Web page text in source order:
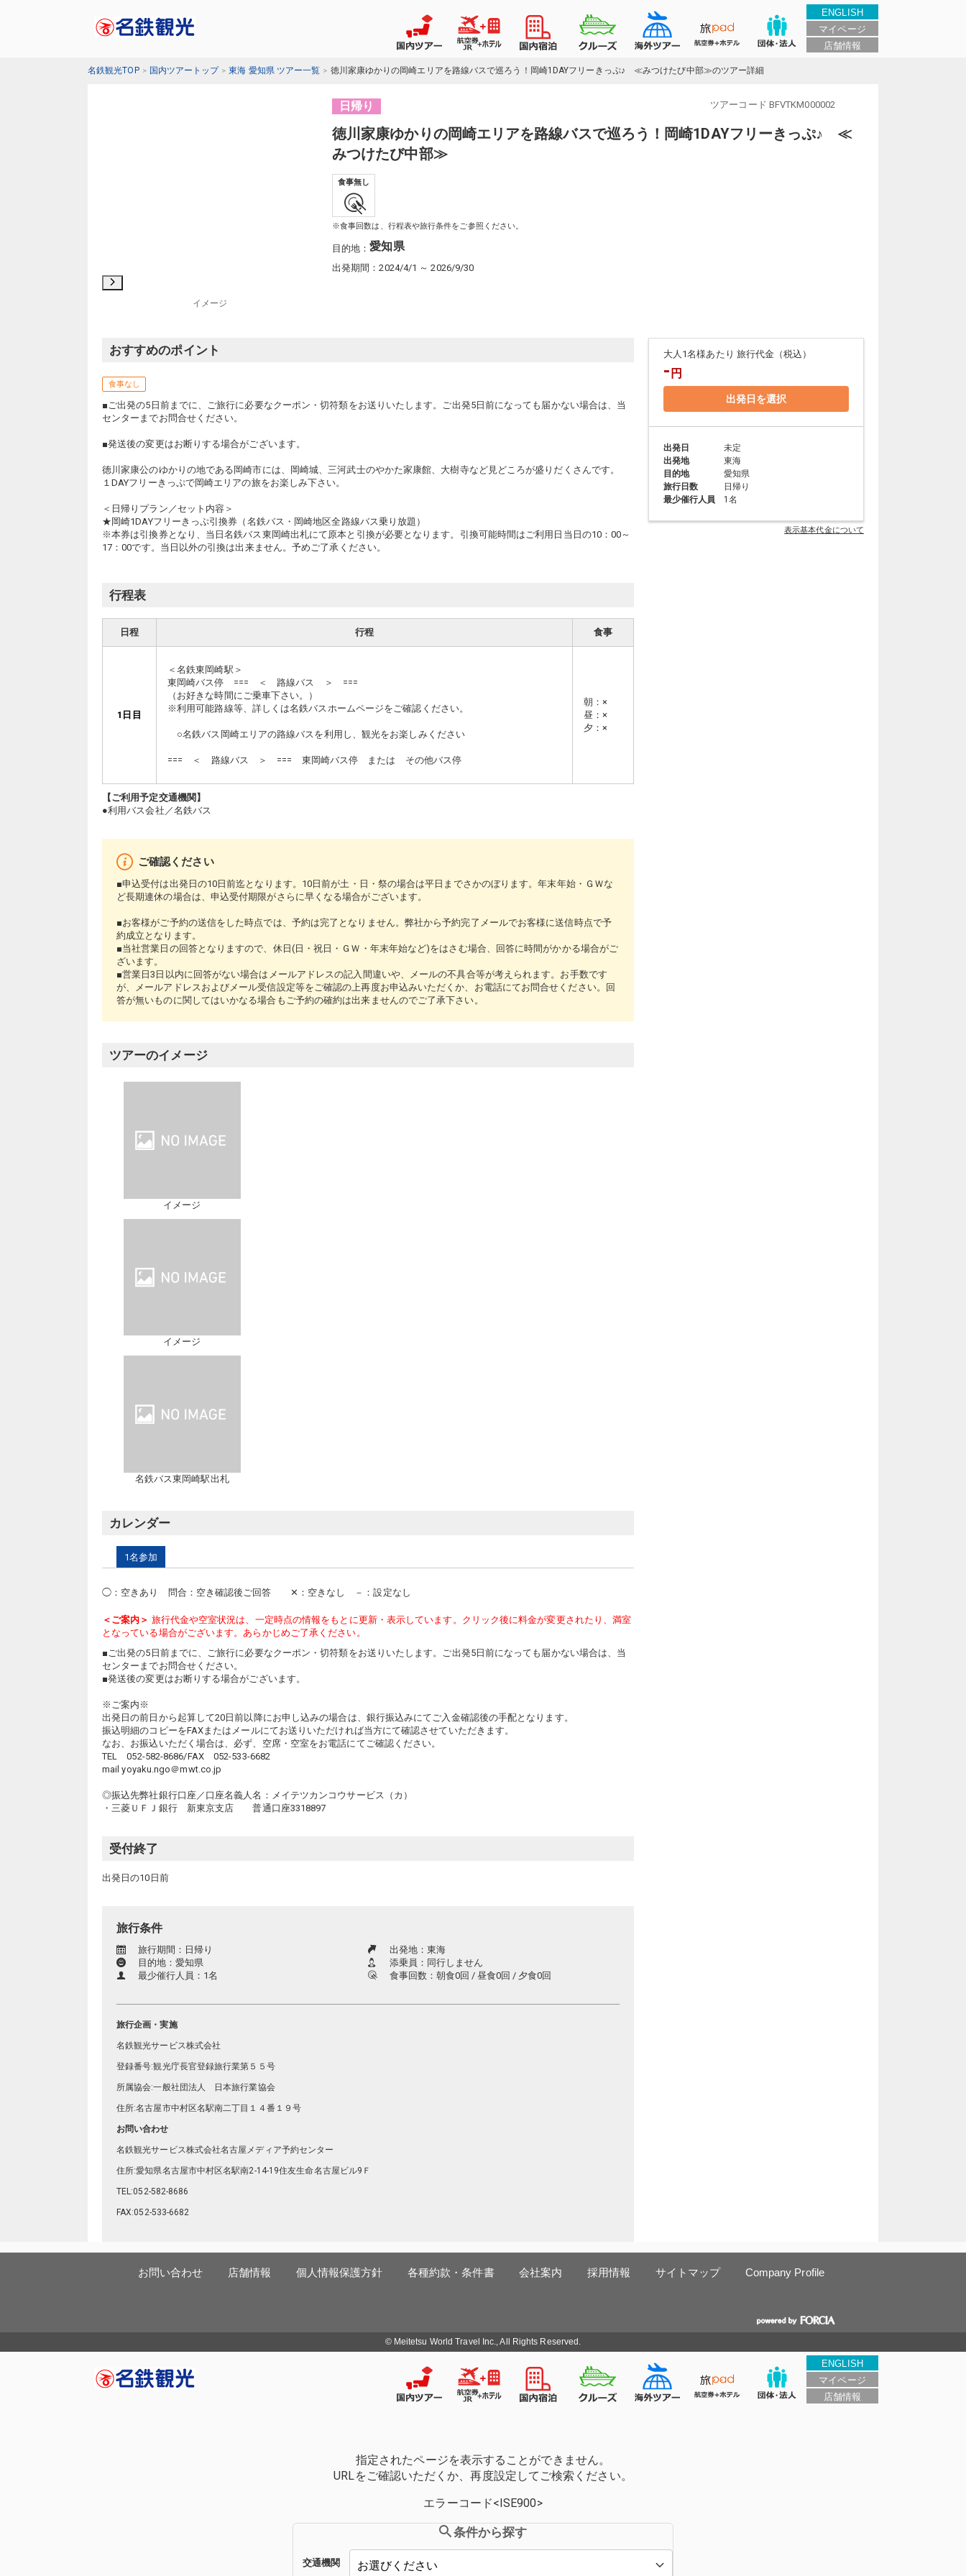
ENGLISH
マイページ
店舗情報
名鉄観光TOP 国内ツアートップ 東海 愛知県 ツアー一覧 徳川家康ゆかりの岡崎エリアを路線バスで巡ろう！岡崎1DAYフリーきっぷ♪ ≪みつけたび中部≫のツアー詳細
イメージ
ツアーコード BFVTKM000002
日帰り
徳川家康ゆかりの岡崎エリアを路線バスで巡ろう！岡崎1DAYフリーきっぷ♪ ≪
みつけたび中部≫
食事無し
※食事回数は、行程表や旅行条件をご参照ください。
目的地 ：愛知県
出発期間：2024/4/1 ～ 2026/9/30
おすすめのポイント
食事なし
■ご出発の5日前までに、ご旅行に必要なクーポン・切符類をお送りいたします。ご出発5日前になっても届かない場合は、当
センターまでお問合せください。
■発送後の変更はお断りする場合がございます。
徳川家康公のゆかりの地である岡崎市には、岡崎城、三河武士のやかた家康館、大樹寺など見どころが盛りだくさんです。
１DAYフリーきっぷで岡崎エリアの旅をお楽しみ下さい。
＜日帰りプラン／セット内容＞
★岡崎1DAYフリーきっぷ引換券（名鉄バス・岡崎地区全路線バス乗り放題）
※本券は引換券となり、当日名鉄バス東岡崎出札にて原本と引換が必要となります。引換可能時間はご利用日当日の10：00～
17：00です。当日以外の引換は出来ません。予めご了承ください。
行程表
日程 行程 食事
1日目
＜名鉄東岡崎駅＞
東岡崎バス停 === ＜ 路線バス ＞ ===
（お好きな時間にご乗車下さい。）
※利用可能路線等、詳しくは名鉄バスホームページをご確認ください。
○名鉄バス岡崎エリアの路線バスを利用し、観光をお楽しみください
=== ＜ 路線バス ＞ === 東岡崎バス停 または その他バス停
朝 ：×
昼 ：×
夕 ：×
【ご利用予定交通機関】
●利用バス会社／名鉄バス
ご確認ください
■申込受付は出発日の10日前迄となります。10日前が土・日・祭の場合は平日までさかのぼります。年末年始・ＧＷな
ど長期連休の場合は、申込受付期限がさらに早くなる場合がございます。
■お客様がご予約の送信をした時点では、予約は完了となりません。弊社から予約完了メールでお客様に送信時点で予
約成立となります。
■当社営業日の回答となりますので、休日(日・祝日・ＧＷ・年末年始など)をはさむ場合、回答に時間がかかる場合がご
ざいます。
■営業日3日以内に回答がない場合はメールアドレスの記入間違いや、メールの不具合等が考えられます。お手数です
が、メールアドレスおよびメール受信設定等をご確認の上再度お申込みいただくか、お電話にてお問合せください。回
答が無いものに関してはいかなる場合もご予約の確約は出来ませんのでご了承下さい。
ツアーのイメージ
イメージ
イメージ
名鉄バス東岡崎駅出札
カレンダー
1名参加
◯ ： 空きあり 問合：空き確認後ご回答 ✕ ： 空きなし － ：設定なし
＜ご案内＞ 旅行代金や空室状況は、一定時点の情報をもとに更新・表示しています。クリック後に料金が変更されたり、満室
となっている場合がございます。あらかじめご了承ください。
■ご出発の5日前までに、ご旅行に必要なクーポン・切符類をお送りいたします。ご出発5日前になっても届かない場合は、当
センターまでお問合せください。
■発送後の変更はお断りする場合がございます。
※ご案内※
出発日の前日から起算して20日前以降にお申し込みの場合は、銀行振込みにてご入金確認後の手配となります。
振込明細のコピーをFAXまたはメールにてお送りいただければ当方にて確認させていただきます。
なお、お振込いただく場合は、必ず、空席・空室をお電話にてご確認ください。
TEL 052-582-8686/FAX 052-533-6682
mail yoyaku.ngo＠mwt.co.jp
◎振込先弊社銀行口座／口座名義人名：メイテツカンコウサービス（カ）
・三菱ＵＦＪ銀行 新東京支店 普通口座3318897
受付終了
出発日の10日前
旅行条件
旅行期間：日帰り
出発地：東海
目的地：愛知県
添乗員：同行しません
最少催行人員：1名
食事回数：朝食0回 / 昼食0回 / 夕食0回
旅行企画・実施
名鉄観光サービス株式会社
登録番号:観光庁長官登録旅行業第５５号
所属協会:一般社団法人 日本旅行業協会
住所:名古屋市中村区名駅南二丁目１４番１９号
お問い合わせ
名鉄観光サービス株式会社名古屋メディア予約センター
住所:愛知県名古屋市中村区名駅南2-14-19住友生命名古屋ビル9Ｆ
TEL:052-582-8686
FAX:052-533-6682
大人1名様あたり 旅行代金（税込）
- 円
出発日を選択
出発日
未定
出発地
東海
目的地
愛知県
旅行日数
日帰り
最少催行人員
1名
表示基本代金について
お問い合わせ 店舗情報 個人情報保護方針 各種約款・条件書 会社案内 採用情報 サイトマップ Company Profile
© Meitetsu World Travel Inc., All Rights Reserved.
ENGLISH
マイページ
店舗情報
指定されたページを表示することができません。
URLをご確認いただくか、再度設定してご検索ください。
エラーコード<ISE900>
条件から探す
交通機関